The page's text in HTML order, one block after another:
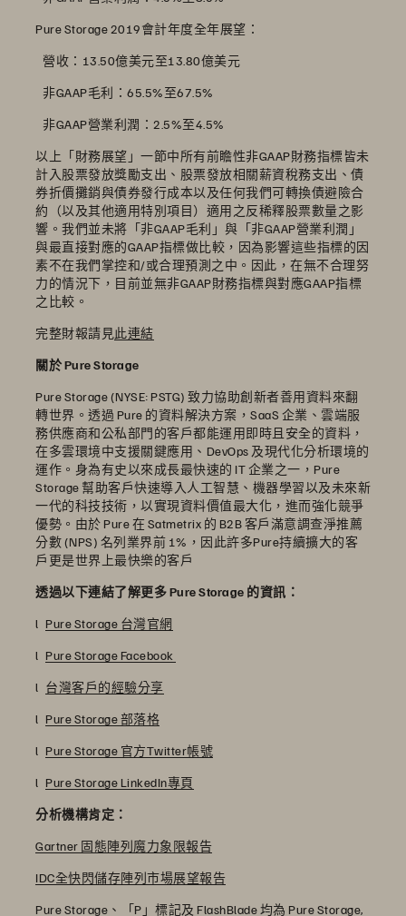
Pure Storage 2019會計年度全年展望：
 營收：13.50億美元至13.80億美元
 非GAAP毛利：65.5%至67.5%
 非GAAP營業利潤：2.5%至4.5%
以上「財務展望」一節中所有前瞻性非GAAP財務指標皆未
計入股票發放獎勵支出、股票發放相關薪資稅務支出、債
券折價攤銷與債券發行成本以及任何我們可轉換債避險合
約（以及其他適用特別項目）適用之反稀釋股票數量之影
響。我們並未將「非GAAP毛利」與「非GAAP營業利潤」
與最直接對應的GAAP指標做比較，因為影響這些指標的因
素不在我們掌控和/或合理預測之中。因此，在無不合理努
力的情況下，目前並無非GAAP財務指標與對應GAAP指標
之比較。
完整財報請見此連結
關於 Pure Storage
Pure Storage (NYSE: PSTG) 致力協助創新者善用資料來翻
轉世界。透過 Pure 的資料解決方案，SaaS 企業、雲端服
務供應商和公私部門的客戶都能運用即時且安全的資料，
在多雲環境中支援關鍵應用、DevOps 及現代化分析環境的
運作。身為有史以來成長最快速的 IT 企業之一，Pure
Storage 幫助客戶快速導入人工智慧、機器學習以及未來新
一代的科技技術，以實現資料價值最大化，進而強化競爭
優勢。由於 Pure 在 Satmetrix 的 B2B 客戶滿意調查淨推薦
分數 (NPS) 名列業界前 1%，因此許多Pure持續擴大的客
戶更是世界上最快樂的客戶
透過以下連結了解更多 Pure Storage 的資訊：
l Pure Storage 台灣官網
l Pure Storage Facebook
l 台灣客戶的經驗分享
l Pure Storage 部落格
l Pure Storage 官方Twitter帳號
l Pure Storage LinkedIn專頁
分析機構肯定：
Gartner 固態陣列魔力象限報告
IDC全快閃儲存陣列市場展望報告
Pure Storage、「P」標記及 FlashBlade 均為 Pure Storage,